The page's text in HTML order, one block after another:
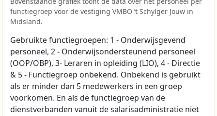
functiegroep voor de vestiging VMBO ’t Schylger Jouw in
Midsland.
Gebruikte functiegroepen: 1 - Onderwijsgevend
personeel, 2 - Onderwijsondersteunend personeel
(OOP/OBP), 3- Leraren in opleiding (LIO), 4 - Directie
& 5 - Functiegroep onbekend. Onbekend is gebruikt
als er minder dan 5 medewerkers in een groep
voorkomen. En als de functiegroep van de
dienstverbanden vanuit de salarisadministratie niet